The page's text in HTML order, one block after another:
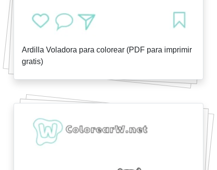
Ardilla Voladora para colorear (PDF para imprimir
gratis)